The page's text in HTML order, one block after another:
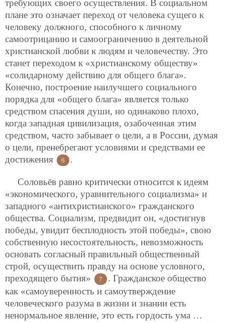
требующих своего осуществления. В социальном
плане это означает переход от человека сущего к
человеку должного, способного к личному
самоотрицанию и самоограничению в деятельной
христианской любви к людям и человечеству. Это
станет переходом к «христианскому обществу»
«солидарному действию для общего блага».
Конечно, построение наилучшего социального
порядка для «общего блага» является только
средством спасения души, но одинаково плохо,
когда западная цивилизация, озабоченная этим
средством, часто забывает о цели, а в России, думая
о цели, пренебрегают условиями и средствами ее
достижения
6 .
Соловьёв равно критически относится к идеям
«экономического, уравнительного социализма» и
западного «антихристианского» гражданского
общества. Социализм, предвидит он, «достигнув
победы, увидит бесплодность этой победы», свою
собственную несостоятельность, невозможность
основать согласный правильный общественный
строй, осуществить правду на основе условного,
преходящего бытия»
7
. Гражданское общество
как «самоуверенность и самоутверждение
человеческого разума в жизни и знании есть
ненормальное явление, это есть гордость ума …